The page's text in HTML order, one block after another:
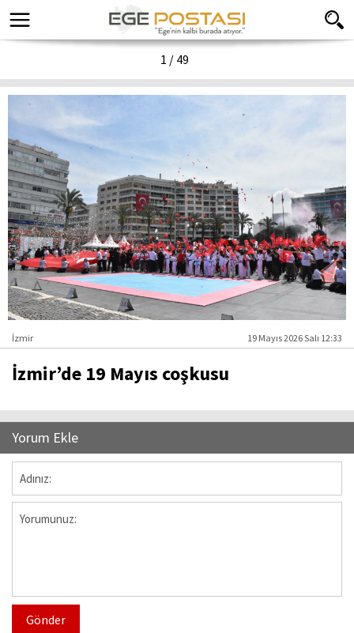
1 / 49
İzmir 19 Mayıs 2026 Salı 12:33
İzmir’de 19 Mayıs coşkusu
Yorum Ekle
Gönder